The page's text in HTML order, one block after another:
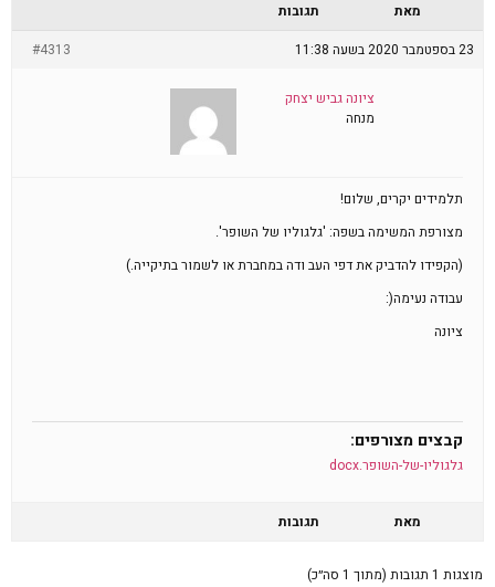
מאת
תגובות
23 בספטמבר 2020 בשעה 11:38
#4313
ציונה גביש יצחק
מנחה
תלמידים יקרים, שלום!
מצורפת המשימה בשפה: 'גלגוליו של השופר'.
(הקפידו להדביק את דפי העב ודה במחברת או לשמור בתיקייה.)
עבודה נעימה(:
ציונה
קבצים מצורפים:
גלגוליו-של-השופר.docx
מאת תגובות
מוצגות 1 תגובות (מתוך 1 סה״כ)